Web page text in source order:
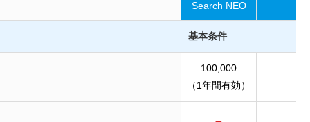
Search NEO
基本条件
100,000
（1年間有効）